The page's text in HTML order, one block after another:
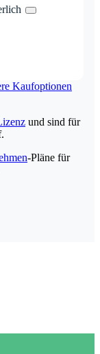
Kaufoptionen
und sind für
-Pläne für